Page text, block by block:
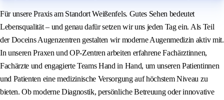
Für unsere Praxis am Standort Weißenfels. Gutes Sehen bedeutet
Lebensqualität – und genau dafür setzen wir uns jeden Tag ein. Als Teil
der Doceins Augenzentren gestalten wir moderne Augenmedizin aktiv mit.
In unseren Praxen und OP-Zentren arbeiten erfahrene Fachärztinnen,
Fachärzte und engagierte Teams Hand in Hand, um unseren Patientinnen
und Patienten eine medizinische Versorgung auf höchstem Niveau zu
bieten. Ob moderne Diagnostik, persönliche Betreuung oder innovative